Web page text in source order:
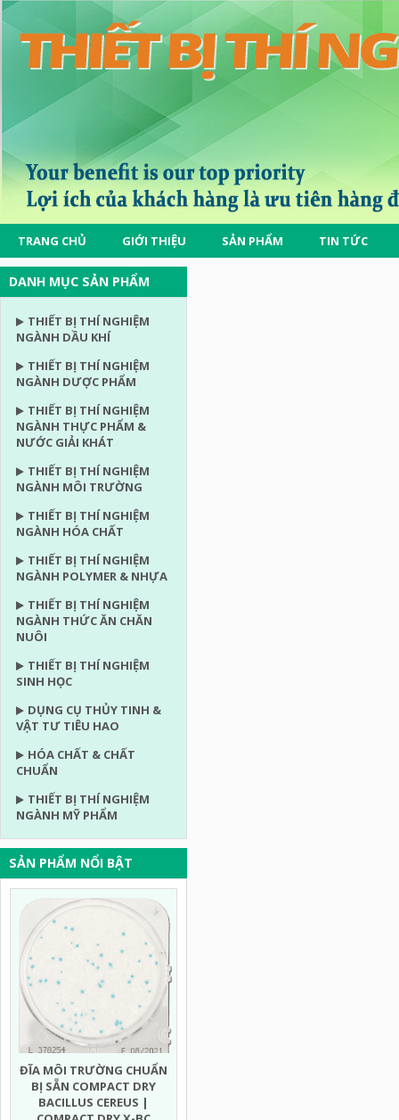
TRANG CHỦ GIỚI THIỆU SẢN PHẨM TIN TỨC
DANH MỤC SẢN PHẨM
THIẾT BỊ THÍ NGHIỆM
NGÀNH DẦU KHÍ
THIẾT BỊ THÍ NGHIỆM
NGÀNH DƯỢC PHẨM
THIẾT BỊ THÍ NGHIỆM
NGÀNH THỰC PHẨM &
NƯỚC GIẢI KHÁT
THIẾT BỊ THÍ NGHIỆM
NGÀNH MÔI TRƯỜNG
THIẾT BỊ THÍ NGHIỆM
NGÀNH HÓA CHẤT
THIẾT BỊ THÍ NGHIỆM
NGÀNH POLYMER & NHỰA
THIẾT BỊ THÍ NGHIỆM
NGÀNH THỨC ĂN CHĂN
NUÔI
THIẾT BỊ THÍ NGHIỆM
SINH HỌC
DỤNG CỤ THỦY TINH &
VẬT TƯ TIÊU HAO
HÓA CHẤT & CHẤT
CHUẨN
THIẾT BỊ THÍ NGHIỆM
NGÀNH MỸ PHẨM
SẢN PHẨM NỔI BẬT
ĐĨA MÔI TRƯỜNG CHUẨN
BỊ SẴN COMPACT DRY
BACILLUS CEREUS |